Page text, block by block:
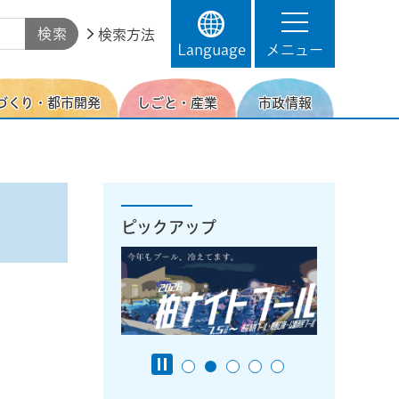
検索方法
Language
メニュー
くり・都市開発 しごと・産業 市政情報
ピックアップ